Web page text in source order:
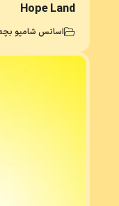
Hope Land
اسانس شامپو